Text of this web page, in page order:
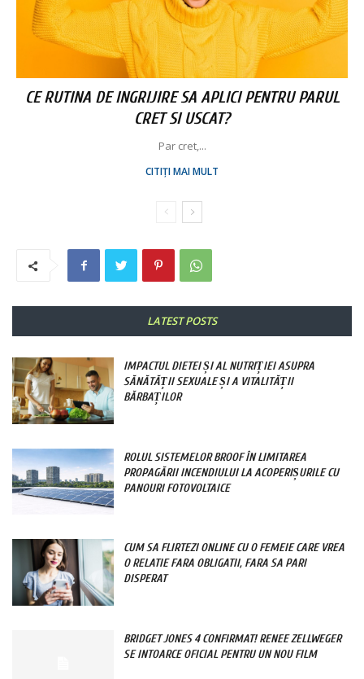
CE RUTINA DE INGRIJIRE SA APLICI PENTRU PARUL
CRET SI USCAT?
Par cret,...
CITIȚI MAI MULT
LATEST POSTS
IMPACTUL DIETEI ȘI AL NUTRIȚIEI ASUPRA
SĂNĂTĂȚII SEXUALE ȘI A VITALITĂȚII
BĂRBAȚILOR
ROLUL SISTEMELOR BROOF ÎN LIMITAREA
PROPAGĂRII INCENDIULUI LA ACOPERIȘURILE CU
PANOURI FOTOVOLTAICE
CUM SA FLIRTEZI ONLINE CU O FEMEIE CARE VREA
O RELATIE FARA OBLIGATII, FARA SA PARI
DISPERAT
BRIDGET JONES 4 CONFIRMAT! RENEE ZELLWEGER
SE INTOARCE OFICIAL PENTRU UN NOU FILM